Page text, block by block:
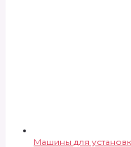
Машины для